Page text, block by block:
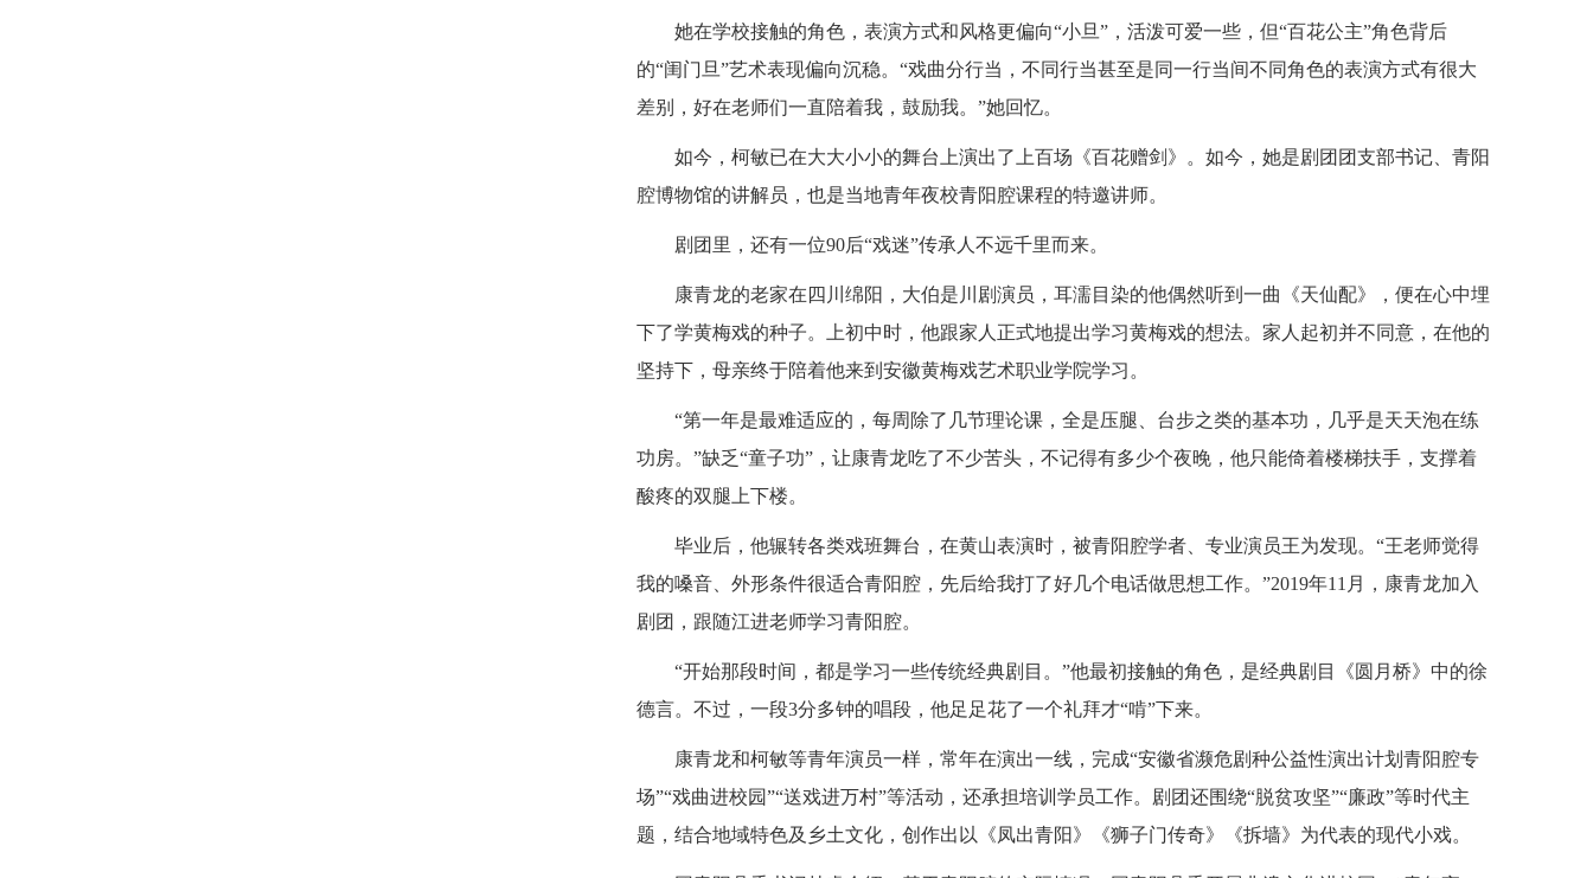
她在学校接触的角色，表演方式和风格更偏向“小旦”，活泼可爱一些，但“百花公主”角色背后
的“闺门旦”艺术表现偏向沉稳。“戏曲分行当，不同行当甚至是同一行当间不同角色的表演方式有很大
差别，好在老师们一直陪着我，鼓励我。”她回忆。
如今，柯敏已在大大小小的舞台上演出了上百场《百花赠剑》。如今，她是剧团团支部书记、青阳
腔博物馆的讲解员，也是当地青年夜校青阳腔课程的特邀讲师。
剧团里，还有一位90后“戏迷”传承人不远千里而来。
康青龙的老家在四川绵阳，大伯是川剧演员，耳濡目染的他偶然听到一曲《天仙配》，便在心中埋
下了学黄梅戏的种子。上初中时，他跟家人正式地提出学习黄梅戏的想法。家人起初并不同意，在他的
坚持下，母亲终于陪着他来到安徽黄梅戏艺术职业学院学习。
“第一年是最难适应的，每周除了几节理论课，全是压腿、台步之类的基本功，几乎是天天泡在练
功房。”缺乏“童子功”，让康青龙吃了不少苦头，不记得有多少个夜晚，他只能倚着楼梯扶手，支撑着
酸疼的双腿上下楼。
毕业后，他辗转各类戏班舞台，在黄山表演时，被青阳腔学者、专业演员王为发现。“王老师觉得
我的嗓音、外形条件很适合青阳腔，先后给我打了好几个电话做思想工作。”2019年11月，康青龙加入
剧团，跟随江进老师学习青阳腔。
“开始那段时间，都是学习一些传统经典剧目。”他最初接触的角色，是经典剧目《圆月桥》中的徐
德言。不过，一段3分多钟的唱段，他足足花了一个礼拜才“啃”下来。
康青龙和柯敏等青年演员一样，常年在演出一线，完成“安徽省濒危剧种公益性演出计划青阳腔专
场”“戏曲进校园”“送戏进万村”等活动，还承担培训学员工作。剧团还围绕“脱贫攻坚”“廉政”等时代主
题，结合地域特色及乡土文化，创作出以《凤出青阳》《狮子门传奇》《拆墙》为代表的现代小戏。